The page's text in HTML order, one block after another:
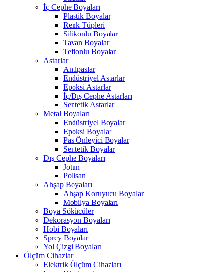
İç Cephe Boyaları
Plastik Boyalar
Renk Tüpleri
Silikonlu Boyalar
Tavan Boyaları
Teflonlu Boyalar
Astarlar
Antipaslar
Endüstriyel Astarlar
Epoksi Astarlar
İç/Dış Cephe Astarları
Sentetik Astarlar
Metal Boyaları
Endüstriyel Boyalar
Epoksi Boyalar
Pas Önleyici Boyalar
Sentetik Boyalar
Dış Cephe Boyaları
Jotun
Polisan
Ahşap Boyaları
Ahşap Koruyucu Boyalar
Mobilya Boyaları
Boya Sökücüler
Dekorasyon Boyaları
Hobi Boyaları
Sprey Boyalar
Yol Çizgi Boyaları
Ölçüm Cihazları
Elektrik Ölçüm Cihazları